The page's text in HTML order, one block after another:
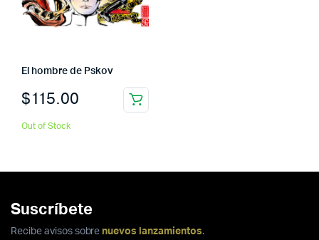
El hombre de Pskov
$115.00
Out of Stock
Suscríbete
Recibe avisos sobre nuevos lanzamientos.